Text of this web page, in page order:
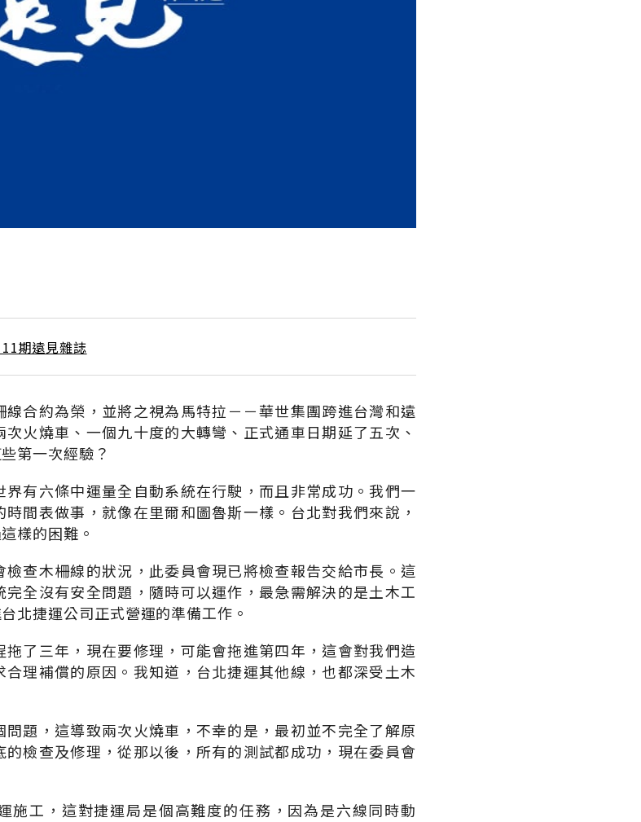
期遠見雜誌
合約為榮，並將之視為馬特拉－－華世集團跨進台灣和遠
火燒車、一個九十度的大轉彎、正式通車日期延了五次、
第一次經驗？
有六條中運量全自動系統在行駛，而且非常成功。我們一
間表做事，就像在里爾和圖魯斯一樣。台北對我們來說，
樣的困難。
查木柵線的狀況，此委員會現已將檢查報告交給市長。這
全沒有安全問題，隨時可以運作，最急需解決的是土木工
北捷運公司正式營運的準備工作。
了三年，現在要修理，可能會拖進第四年，這會對我們造
理補償的原因。我知道，台北捷運其他線，也都深受土木
題，這導致兩次火燒車，不幸的是，最初並不完全了解原
檢查及修理，從那以後，所有的測試都成功，現在委員會
施工，這對捷運局是個高難度的任務，因為是六線同時動